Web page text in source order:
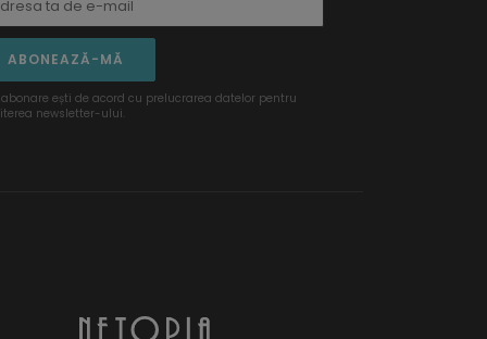
ABONEAZĂ-MĂ
abonare ești de acord cu prelucrarea datelor pentru
newsletter-ului.